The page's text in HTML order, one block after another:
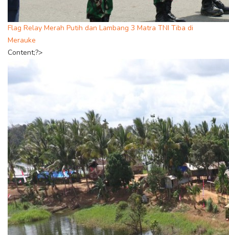
Flag Relay Merah Putih dan Lambang 3 Matra TNI Tiba di
Merauke
Content;?>